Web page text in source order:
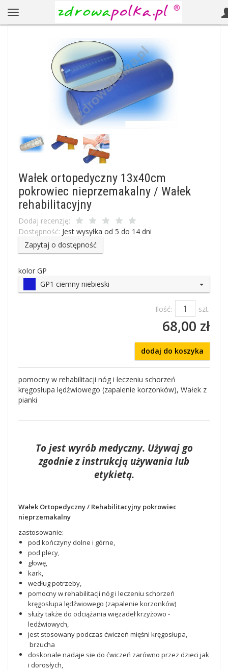
Wałek ortopedyczny 13x40cm
pokrowiec nieprzemakalny / Wałek
rehabilitacyjny
Dodaj recenzję:
Dostępność: Jest wysyłka od 5 do 14 dni
Zapytaj o dostępność
kolor GP
GP1 ciemny niebieski
Ilość: szt.
68,00 zł
dodaj do koszyka
pomocny w rehabilitacji nóg i leczeniu schorzeń
kręgosłupa lędźwiowego (zapalenie korzonków), Wałek z
pianki
To jest wyrób medyczny. Używaj go
zgodnie z instrukcją używania lub
etykietą.
Wałek Ortopedyczny / Rehabilitacyjny pokrowiec
nieprzemakalny
zastosowanie:
pod kończyny dolne i górne,
pod plecy,
głowę,
kark,
według potrzeby,
pomocny w rehabilitacji nóg i leczeniu schorzeń
kręgosłupa lędźwiowego (zapalenie korzonków)
służy także do odciążania więzadeł krzyżowo -
ledźwiowych,
jest stosowany podczas ćwiczeń mięśni kręgosłupa,
brzucha
doskonale nadaje sie do ćwiczeń zarówno przez dzieci jak
i dorosłych,